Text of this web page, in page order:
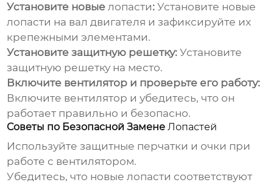
Установите новыелопасти: Установите новые
лопасти на вал двигателя и зафиксируйте их
крепежными элементами.
Установите защитную решетку: Установите
защитную решетку на место.
Включите вентилятор и проверьте его работу:
Включите вентилятор и убедитесь, что он
работает правильно и безопасно.
Советы по Безопасной ЗаменеЛопастей
Используйте защитные перчатки и очки при
работе с вентилятором.
Убедитесь, что новыелопасти соответствуют